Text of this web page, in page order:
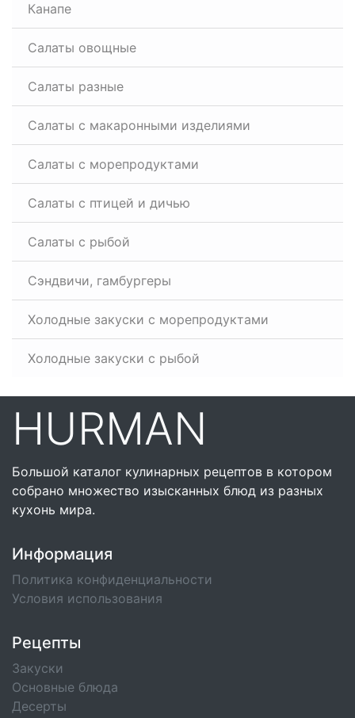
Канапе
Салаты овощные
Салаты разные
Салаты с макаронными изделиями
Салаты с морепродуктами
Салаты с птицей и дичью
Салаты с рыбой
Сэндвичи, гамбургеры
Холодные закуски с морепродуктами
Холодные закуски с рыбой
HURMAN
Большой каталог кулинарных рецептов в котором
собрано множество изысканных блюд из разных
кухонь мира.
Информация
Политика конфиденциальности
Условия использования
Рецепты
Закуски
Основные блюда
Десерты